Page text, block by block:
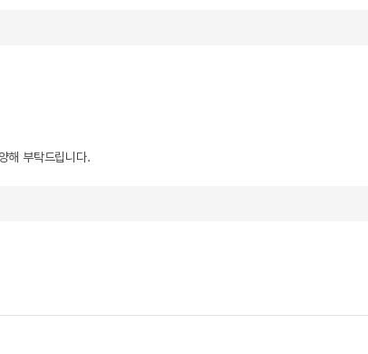
해 부탁드립니다.